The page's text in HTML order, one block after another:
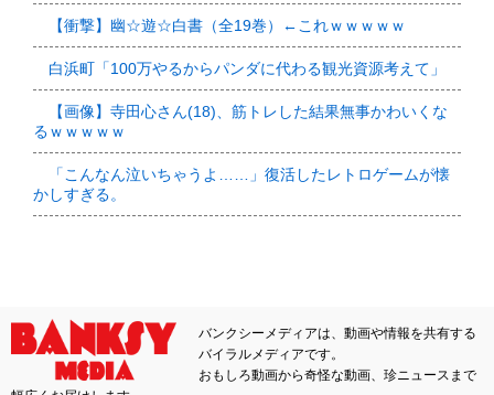
【衝撃】幽☆遊☆白書（全19巻）←これｗｗｗｗｗ
白浜町「100万やるからパンダに代わる観光資源考えて」
【画像】寺田心さん(18)、筋トレした結果無事かわいくな
るｗｗｗｗｗ
「こんなん泣いちゃうよ……」復活したレトロゲームが懐
かしすぎる。
バンクシーメディアは、動画や情報を共有する
バイラルメディアです。
おもしろ動画から奇怪な動画、珍ニュースまで